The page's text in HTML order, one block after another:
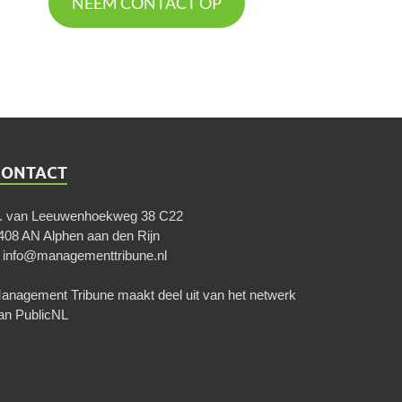
van Leeuwenhoekweg 38 C22
AN Alphen aan den Rijn
info@managementtribune.nl
Tribune maakt deel uit van het netwerk
PublicNL